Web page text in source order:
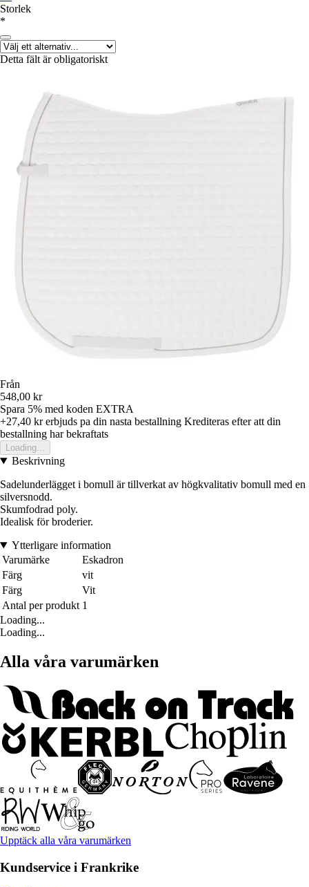
Storlek
*
Detta fält är obligatoriskt
Från
548,00 kr
Spara 5% med koden EXTRA
+27,40 krerbjuds pa din nasta bestallning Krediteras efter att din
bestallning har bekraftats
Loading...
Beskrivning
Sadelunderlägget i bomull är tillverkat av högkvalitativ bomull med en
silversnodd.
Skumfodrad poly.
Idealisk för broderier.
Ytterligare information
Varumärke
Eskadron
Färg
vit
Färg
Vit
Antal per produkt 1
Loading...
Loading...
Alla våra varumärken
Upptäck alla våra varumärken
Kundservice i Frankrike